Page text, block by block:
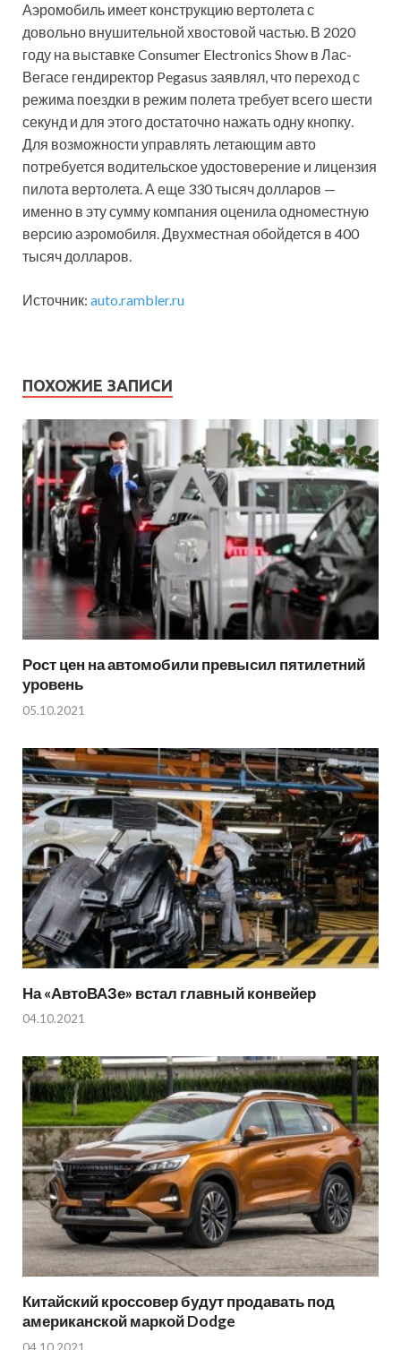
Аэромобиль имеет конструкцию вертолета с
довольно внушительной хвостовой частью. В 2020
году на выставке Consumer Electronics Show в Лас-
Вегасе гендиректор Pegasus заявлял, что переход с
режима поездки в режим полета требует всего шести
секунд и для этого достаточно нажать одну кнопку.
Для возможности управлять летающим авто
потребуется водительское удостоверение и лицензия
пилота вертолета. А еще 330 тысяч долларов —
именно в эту сумму компания оценила одноместную
версию аэромобиля. Двухместная обойдется в 400
тысяч долларов.
Источник: auto.rambler.ru
ПОХОЖИЕ ЗАПИСИ
Рост цен на автомобили превысил пятилетний
уровень
05.10.2021
На «АвтоВАЗе» встал главный конвейер
04.10.2021
Китайский кроссовер будут продавать под
американской маркой Dodge